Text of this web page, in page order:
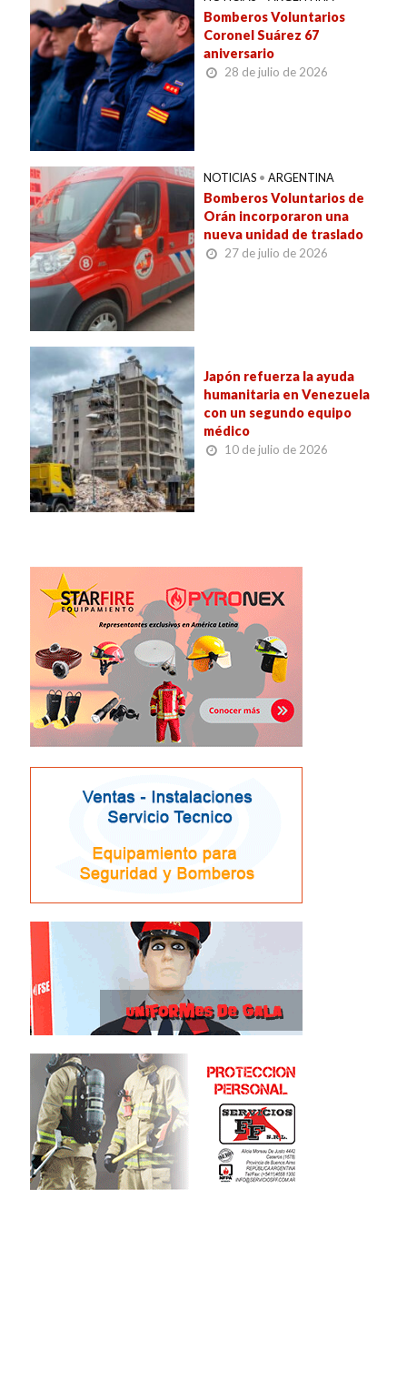
Bomberos Voluntarios
Coronel Suárez 67
aniversario
28 de julio de 2026
NOTICIAS • ARGENTINA
Bomberos Voluntarios de
Orán incorporaron una
nueva unidad de traslado
27 de julio de 2026
Japón refuerza la ayuda
humanitaria en Venezuela
con un segundo equipo
médico
10 de julio de 2026